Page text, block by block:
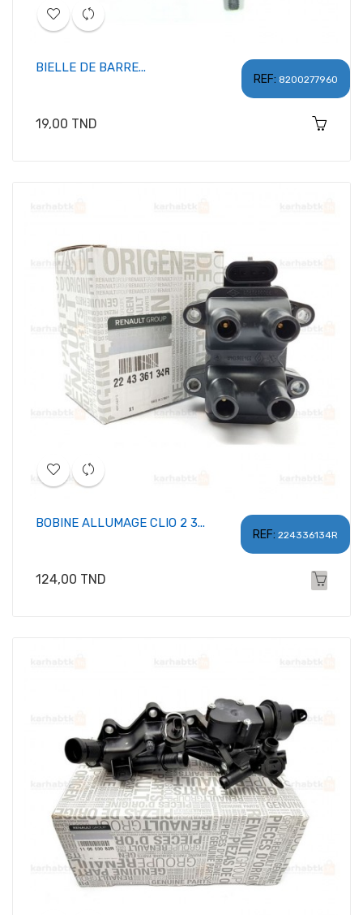
REF: 8200277960
BIELLE DE BARRE...
Prix
19,00 TND
REF: 224336134R
BOBINE ALLUMAGE CLIO 2 3...
Prix
124,00 TND